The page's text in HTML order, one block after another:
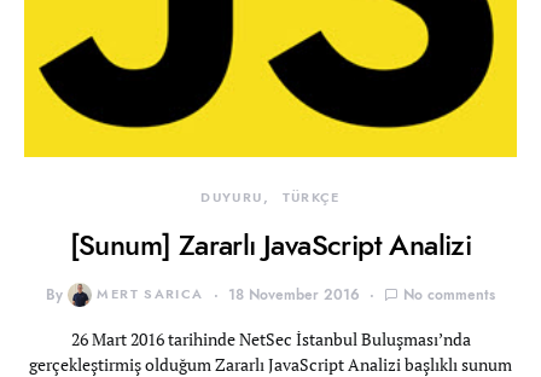
DUYURU TÜRKÇE
[Sunum] Zararlı JavaScript Analizi
By MERT SARICA 18 November 2016 No comments
26 Mart 2016 tarihinde NetSec İstanbul Buluşması’nda
gerçekleştirmiş olduğum Zararlı JavaScript Analizi başlıklı sunum